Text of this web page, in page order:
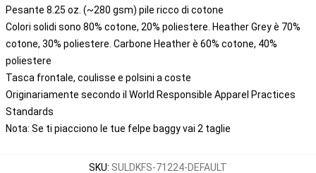
Pesante 8.25 oz. (~280 gsm) pile ricco di cotone
Colori solidi sono 80% cotone, 20% poliestere. Heather Grey è 70%
cotone, 30% poliestere. Carbone Heather è 60% cotone, 40%
poliestere
Tasca frontale, coulisse e polsini a coste
Originariamente secondo il World Responsible Apparel Practices
Standards
Nota: Se ti piacciono le tue felpe baggy vai 2 taglie
SKU: SULDKFS-71224-DEFAULT